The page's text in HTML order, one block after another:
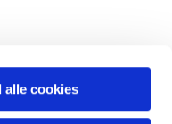
alle cookies